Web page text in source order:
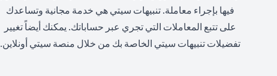
فيها بإجراء معاملة. تنبيهات سيتي هي خدمة مجانية وتساعدك
على تتبع المعاملات التي تجري عبر حساباتك. يمكنك أيضاً تغيير
تفضيلات تنبيهات سيتي الخاصة بك من خلال منصة سيتي أونلاين.